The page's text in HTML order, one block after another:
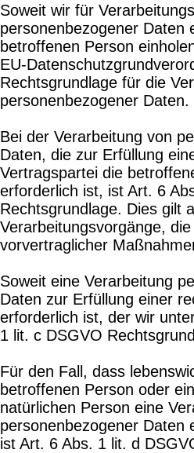
Soweit wir für
personenbezogener Daten
betroffenen Person
EU-
Rechtsgrundlage für die
personenbezogener Daten.
Bei der Verarbeitung von
Daten, die zur Erfüllung
Vertragspartei die
erforderlich ist, ist Art. 6
Rechtsgrundlage. Dies gilt
Verarbeitungsvorgänge,
vorvertraglicher
Soweit eine Verarbeitung
Daten zur Erfüllung einer
erforderlich ist, der wir
1 lit. c DSGVO
Für den Fall, dass
betroffenen Person oder
natürlichen Person eine
personenbezogener Daten
ist Art. 6 Abs. 1 lit. d